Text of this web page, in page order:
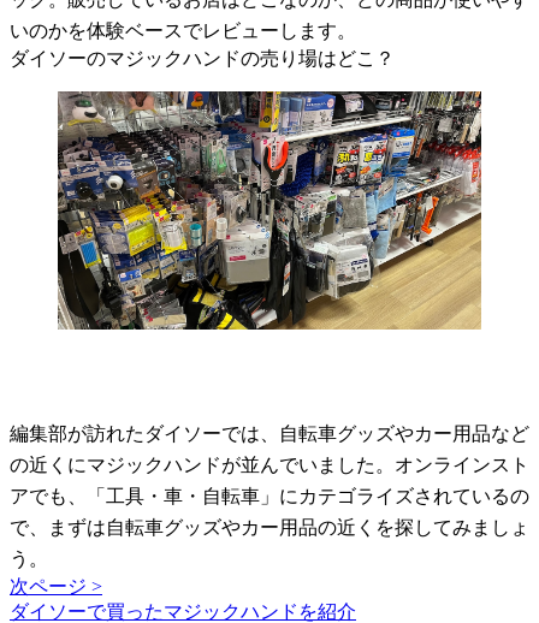
いのかを体験ベースでレビューします。
ダイソーのマジックハンドの売り場はどこ？
編集部が訪れたダイソーでは、自転車グッズやカー用品など
の近くにマジックハンドが並んでいました。オンラインスト
アでも、「工具・車・自転車」にカテゴライズされているの
で、まずは自転車グッズやカー用品の近くを探してみましょ
う。
次ページ >
ダイソーで買ったマジックハンドを紹介